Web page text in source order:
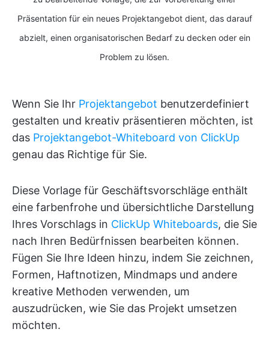
Präsentation für ein neues Projektangebot dient, das darauf
abzielt, einen organisatorischen Bedarf zu decken oder ein
Problem zu lösen.
Wenn Sie Ihr Projektangebot benutzerdefiniert
gestalten und kreativ präsentieren möchten, ist
das Projektangebot-Whiteboard von ClickUp
genau das Richtige für Sie.
Diese Vorlage für Geschäftsvorschläge enthält
eine farbenfrohe und übersichtliche Darstellung
Ihres Vorschlags in ClickUp Whiteboards, die Sie
nach Ihren Bedürfnissen bearbeiten können.
Fügen Sie Ihre Ideen hinzu, indem Sie zeichnen,
Formen, Haftnotizen, Mindmaps und andere
kreative Methoden verwenden, um
auszudrücken, wie Sie das Projekt umsetzen
möchten.